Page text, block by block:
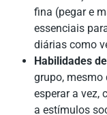
fina (pegar e
essenciais
diárias como
Habilidades
grupo, mesmo
esperar a vez,
a estímulos